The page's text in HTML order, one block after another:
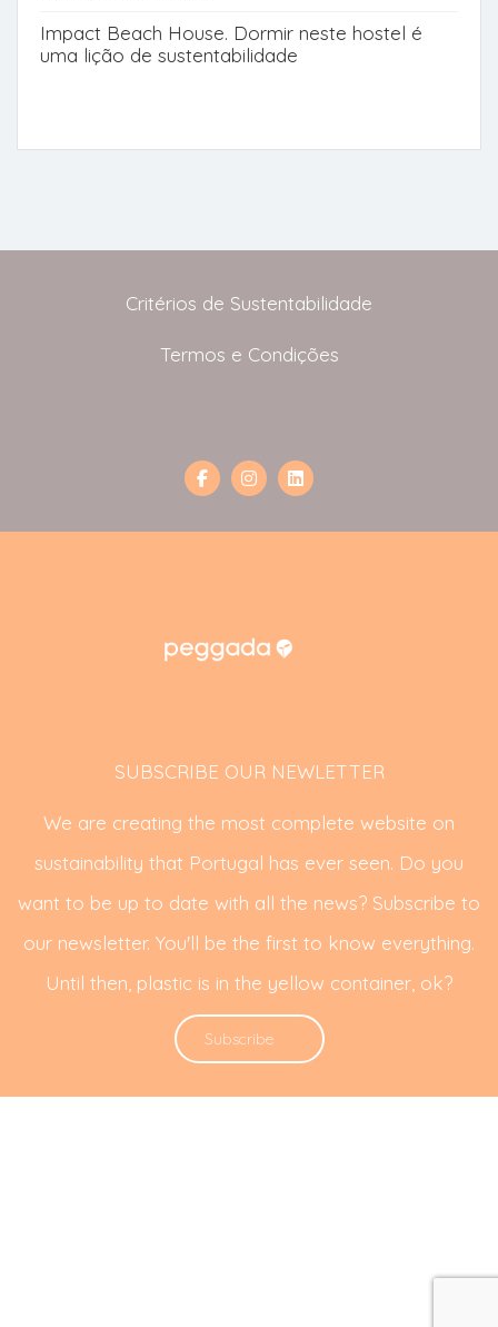
Impact Beach House. Dormir neste hostel é
uma lição de sustentabilidade
Critérios de Sustentabilidade
Termos e Condições
SUBSCRIBE OUR NEWLETTER
We are creating the most complete website on
sustainability that Portugal has ever seen. Do you
want to be up to date with all the news? Subscribe to
our newsletter. You'll be the first to know everything.
Until then, plastic is in the yellow container, ok?
Subscribe